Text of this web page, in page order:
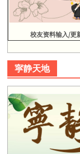
校友资料输入/更
寜静天地